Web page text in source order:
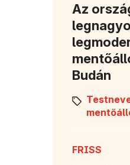
Az
Budán
FRISS